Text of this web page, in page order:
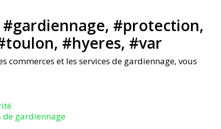
#protection,
#hyeres, #var
et les services de gardiennage, vous
de gardiennage